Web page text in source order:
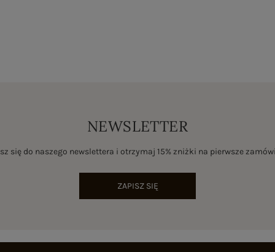
NEWSLETTER
się do naszego newslettera i otrzymaj 15% zniżki na pierwsze
ZAPISZ SIĘ